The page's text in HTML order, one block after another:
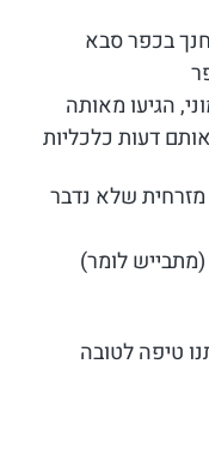
בכפר סבא
הגיעו מאותה
דעות כלכליות
שלא נדבר
לומר)
טיפה לטובה